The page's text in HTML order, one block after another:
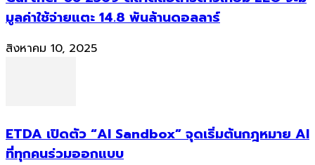
มูลค่าใช้จ่ายแตะ 14.8 พันล้านดอลลาร์
สิงหาคม 10, 2025
ETDA เปิดตัว “AI Sandbox” จุดเริ่มต้นกฎหมาย AI
ที่ทุกคนร่วมออกแบบ